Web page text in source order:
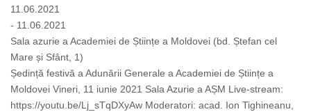
11.06.2021
- 11.06.2021
Sala azurie a Academiei de Științe a Moldovei (bd. Ștefan cel
Mare și Sfânt, 1)
Ședință festivă a Adunării Generale a Academiei de Științe a
Moldovei Vineri, 11 iunie 2021 Sala Azurie a AȘM Live-stream:
https://youtu.be/Lj_sTqDXyAw Moderatori: acad. Ion Tighineanu,